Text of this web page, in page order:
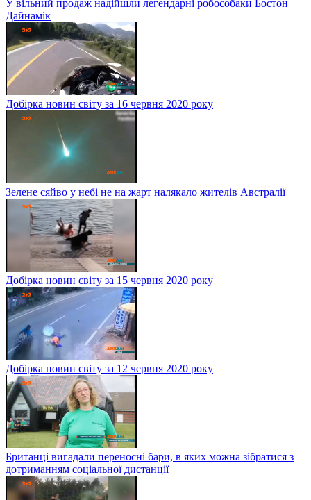
У вільний продаж надійшли легендарні робособаки Бостон
Дайнамік
Добірка новин світу за 16 червня 2020 року
Зелене сяйво у небі не на жарт налякало жителів Австралії
Добірка новин світу за 15 червня 2020 року
Добірка новин світу за 12 червня 2020 року
Британці вигадали переносні бари, в яких можна зібратися з
дотриманням соціальної дистанції